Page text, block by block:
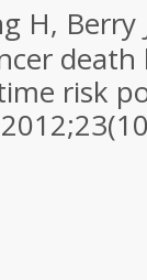
H, Berry
death
risk